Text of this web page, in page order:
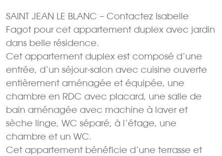
SAINT JEAN LE BLANC – Contactez Isabelle
Fagot pour cet appartement duplex avec jardin
dans belle résidence.
Cet appartement duplex est composé d’une
entrée, d’un séjour-salon avec cuisine ouverte
entièrement aménagée et équipée, une
chambre en RDC avec placard, une salle de
bain aménagée avec machine à laver et
sèche linge, WC séparé, à l’étage, une
chambre et un WC.
Cet appartement bénéficie d’une terrasse et